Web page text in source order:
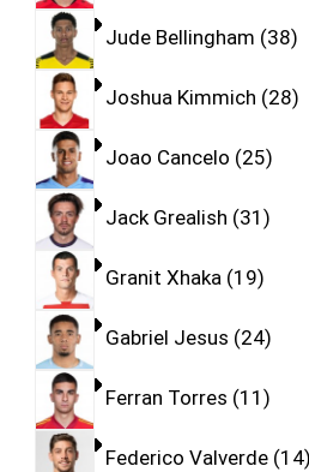
Jude Bellingham 38
Joshua Kimmich 28
Joao Cancelo 25
Jack Grealish 31
Granit Xhaka 19
Gabriel Jesus 24
Ferran Torres 11
Federico Valverde 14